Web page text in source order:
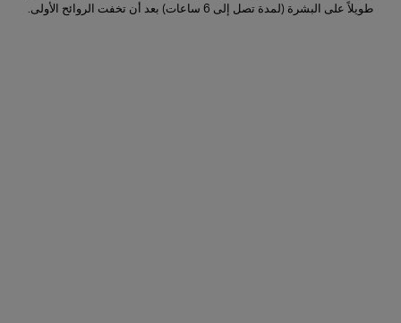
طويلاً على البشرة (لمدة تصل إلى 6 ساعات) بعد أن تخفت الروائح الأولى.